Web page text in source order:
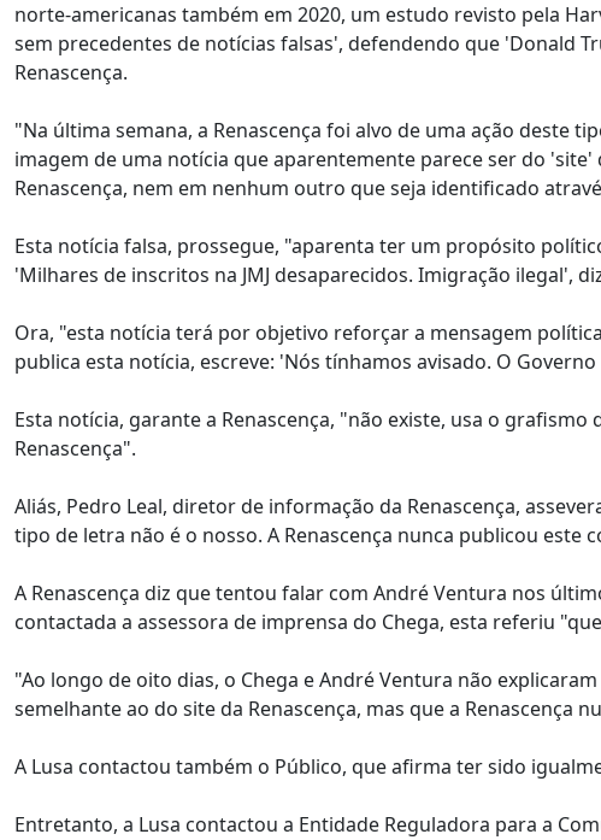
norte-americanas também em 2020, um estudo revisto pela
sem precedentes de notícias falsas', defendendo que 'Donald
Renascença.
"Na última semana, a Renascença foi alvo de uma ação deste
imagem de uma notícia que aparentemente parece ser do 'site'
Renascença, nem em nenhum outro que seja identificado
Esta notícia falsa, prossegue, "aparenta ter um propósito
'Milhares de inscritos na JMJ desaparecidos. Imigração ilegal',
Ora, "esta notícia terá por objetivo reforçar a mensagem
publica esta notícia, escreve: 'Nós tínhamos avisado. O
Esta notícia, garante a Renascença, "não existe, usa o
Renascença".
Aliás, Pedro Leal, diretor de informação da Renascença,
tipo de letra não é o nosso. A Renascença nunca publicou este
A Renascença diz que tentou falar com André Ventura nos
contactada a assessora de imprensa do Chega, esta referiu
"Ao longo de oito dias, o Chega e André Ventura não
semelhante ao do site da Renascença, mas que a Renascença
A Lusa contactou também o Público, que afirma ter sido
Entretanto, a Lusa contactou a Entidade Reguladora para a